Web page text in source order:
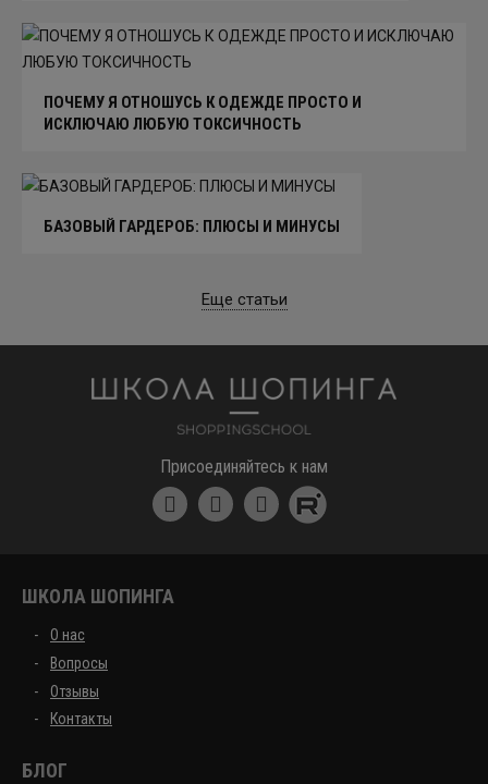
ПОЧЕМУ Я ОТНОШУСЬ К ОДЕЖДЕ ПРОСТО И
ИСКЛЮЧАЮ ЛЮБУЮ ТОКСИЧНОСТЬ
БАЗОВЫЙ ГАРДЕРОБ: ПЛЮСЫ И МИНУСЫ
Еще статьи
Присоединяйтесь к нам
ШКОЛА ШОПИНГА
О нас
Вопросы
Отзывы
Контакты
БЛОГ